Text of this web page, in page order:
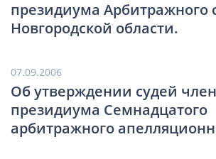
президиума Арбитражного
Новгородской области.
07.09.2006
Об утверждении судей
президиума Семнадцатого
арбитражного